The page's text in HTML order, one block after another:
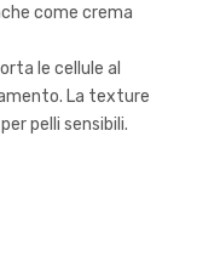
come crema
le cellule al
La texture
pelli sensibili.